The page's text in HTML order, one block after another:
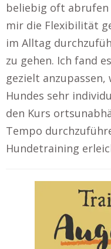
beliebig oft abrufen
mir die Flexibilität
im Alltag
zu gehen. Ich fand
gezielt anzupassen,
Hundes sehr
den Kurs
Tempo
Hundetraining